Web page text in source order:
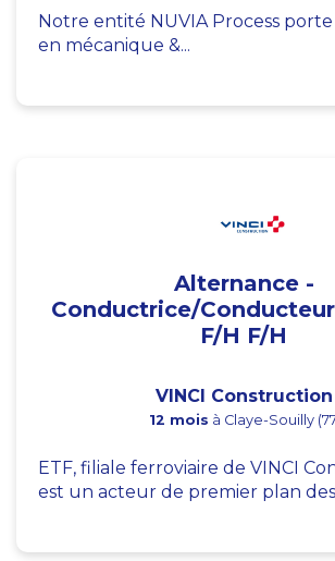
Notre entité NUVIA Process
en mécanique &...
Alternance -
Conductrice/
F/H F/H
VINCI Construction
12 mois à Claye-Souilly
ETF, filiale ferroviaire de VINCI
est un acteur de premier plan des